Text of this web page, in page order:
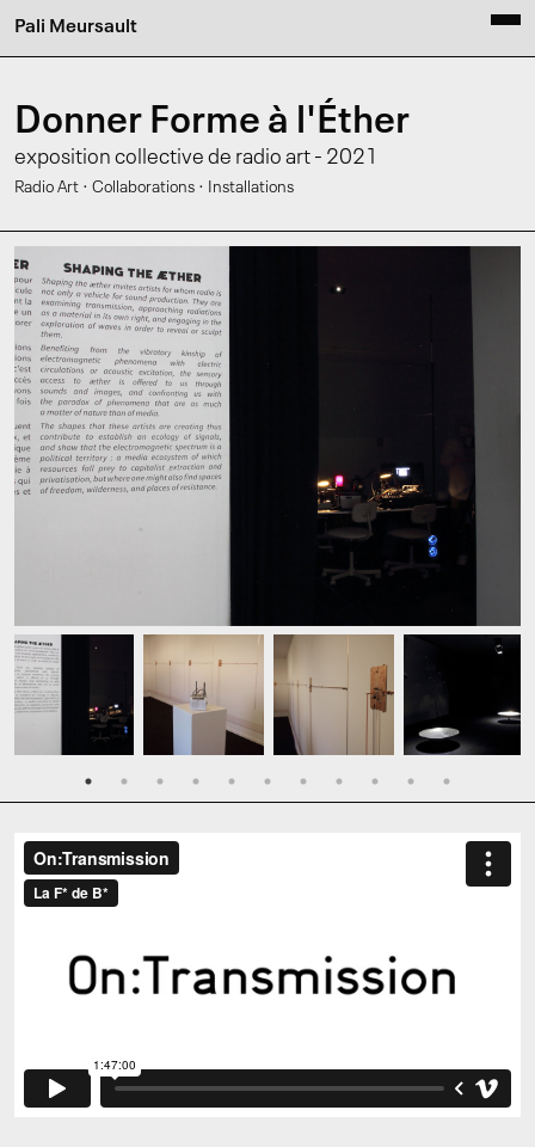
Pali Meursault
Donner Forme à l'Éther
exposition collective de radio art - 2021
Radio Art · Collaborations · Installations